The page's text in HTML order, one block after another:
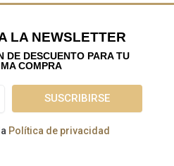
LA NEWSLETTER
DE DESCUENTO PARA TU
COMPRA
Política de privacidad